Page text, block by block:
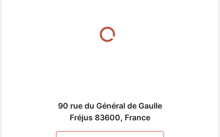
90 rue du Général de Gaulle
Fréjus 83600, France